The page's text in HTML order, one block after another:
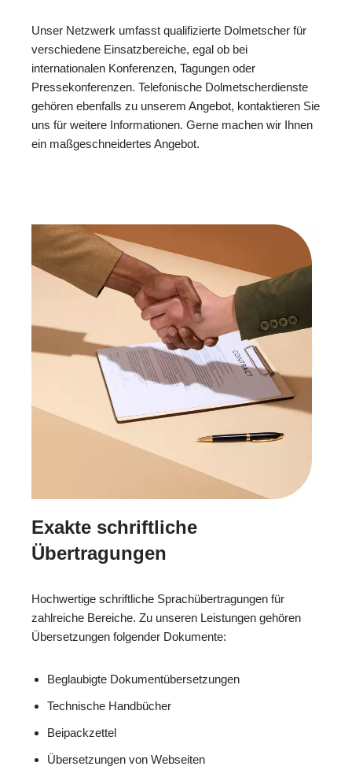
Unser Netzwerk umfasst qualifizierte Dolmetscher für
verschiedene Einsatzbereiche, egal ob bei
internationalen Konferenzen, Tagungen oder
Pressekonferenzen. Telefonische Dolmetscherdienste
gehören ebenfalls zu unserem Angebot, kontaktieren Sie
uns für weitere Informationen. Gerne machen wir Ihnen
ein maßgeschneidertes Angebot.
Exakte schriftliche
Übertragungen
Hochwertige schriftliche Sprachübertragungen für
zahlreiche Bereiche. Zu unseren Leistungen gehören
Übersetzungen folgender Dokumente:
Beglaubigte Dokumentübersetzungen
Technische Handbücher
Beipackzettel
Übersetzungen von Webseiten